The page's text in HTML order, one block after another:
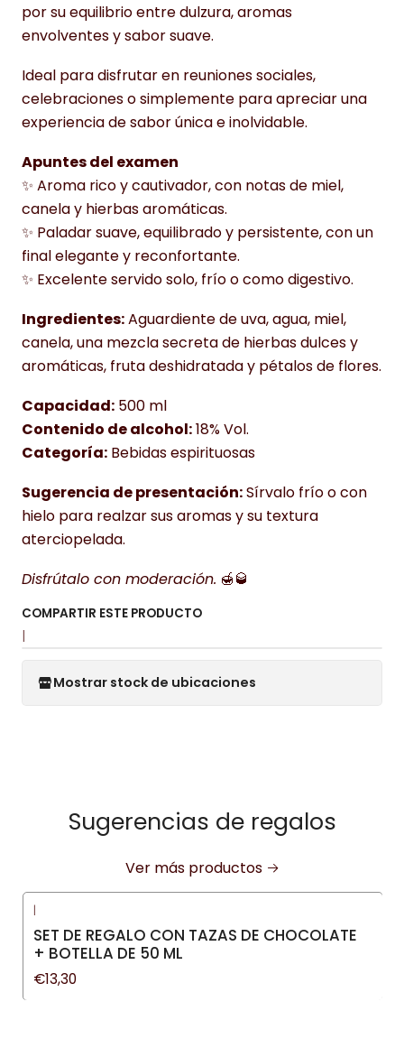
por su equilibrio entre dulzura, aromas
envolventes y sabor suave.
Ideal para disfrutar en reuniones sociales,
celebraciones o simplemente para apreciar una
experiencia de sabor única e inolvidable.
Apuntes del examen
✨ Aroma rico y cautivador, con notas de miel,
canela y hierbas aromáticas.
✨ Paladar suave, equilibrado y persistente, con un
final elegante y reconfortante.
✨ Excelente servido solo, frío o como digestivo.
Ingredientes:Aguardiente de uva, agua, miel,
canela, una mezcla secreta de hierbas dulces y
aromáticas, fruta deshidratada y pétalos de flores.
Capacidad: 500 ml
Contenido de alcohol:18% Vol.
Categoría: Bebidas espirituosas
Sugerencia de presentación:Sírvalo frío o con
hielo para realzar sus aromas y su textura
aterciopelada.
Disfrútalo con moderación. 🍯🥃
COMPARTIR ESTE PRODUCTO
|
Mostrar stock de ubicaciones
Sugerencias de regalos
Ver más productos
|
SET DE REGALO CON TAZAS DE CHOCOLATE
+ BOTELLA DE 50 ML
€13,30